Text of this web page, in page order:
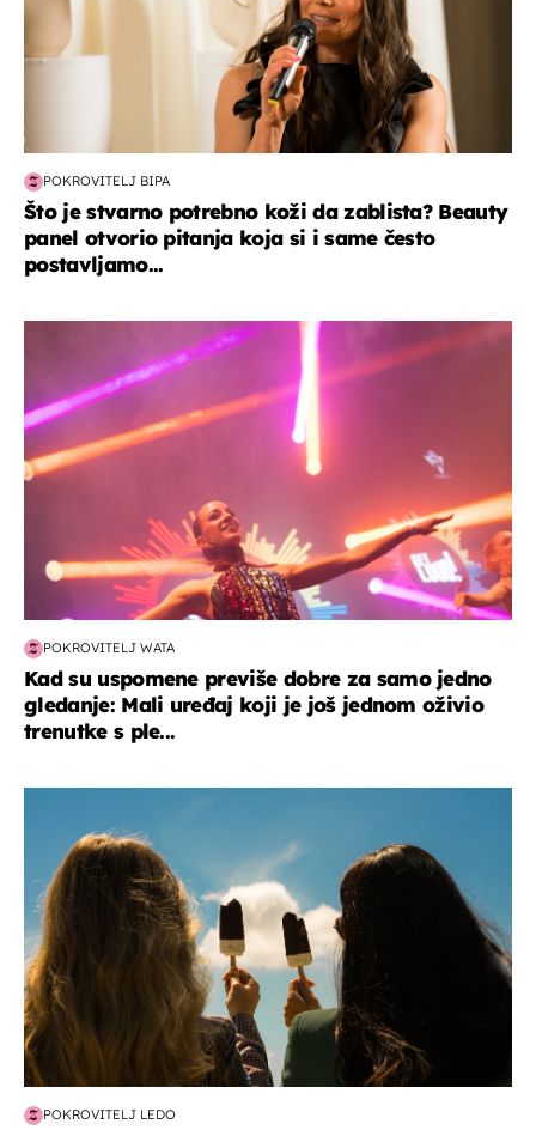
POKROVITELJ BIPA
Što je stvarno potrebno koži da zablista? Beauty
panel otvorio pitanja koja si i same često
postavljamo...
POKROVITELJ WATA
Kad su uspomene previše dobre za samo jedno
gledanje: Mali uređaj koji je još jednom oživio
trenutke s ple...
POKROVITELJ LEDO